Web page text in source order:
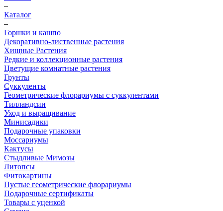
–
Каталог
–
Горшки и кашпо
Декоративно-лиственные растения
Хищные Растения
Редкие и коллекционные растения
Цветущие комнатные растения
Грунты
Суккуленты
Геометрические флорариумы с суккулентами
Тилландсии
Уход и выращивание
Минисадики
Подарочные упаковки
Моссариумы
Кактусы
Стыдливые Мимозы
Литопсы
Фитокартины
Пустые геометрические флорариумы
Подарочные сертификаты
Товары с уценкой